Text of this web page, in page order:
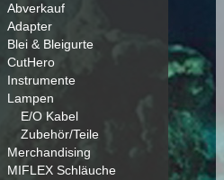
Abverkauf
Adapter
Blei & Bleigurte
CutHero
Instrumente
Lampen
E/O Kabel
Zubehör/Teile
Merchandising
MIFLEX Schläuche